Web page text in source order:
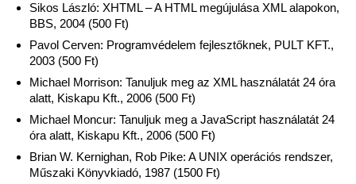
Sikos László: XHTML – A HTML megújulása XML alapokon,
BBS, 2004 (500 Ft)
Pavol Cerven: Programvédelem fejlesztőknek, PULT KFT.,
2003 (500 Ft)
Michael Morrison: Tanuljuk meg az XML használatát 24 óra
alatt, Kiskapu Kft., 2006 (500 Ft)
Michael Moncur: Tanuljuk meg a JavaScript használatát 24
óra alatt, Kiskapu Kft., 2006 (500 Ft)
Brian W. Kernighan, Rob Pike: A UNIX operációs rendszer,
Műszaki Könyvkiadó, 1987 (1500 Ft)